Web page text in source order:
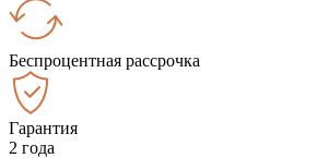
Беспроцентная рассрочка
Гарантия
2 года